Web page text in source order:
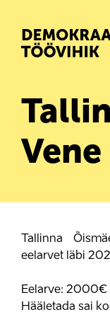
Tallinna
eelarvet läbi
Eelarve: 2000€
Hääletada sai